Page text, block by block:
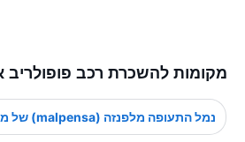
מקומות להשכרת רכב פופולריב
נמל התעופה מלפנזה (malpensa) של מילאנו